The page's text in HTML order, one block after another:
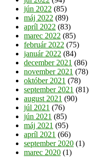
jún 2022 (85)
máj 2022 (89)
apríl 2022 (83)
marec 2022 (85)
február 2022 (75)
január 2022 (84)
december 2021 (86)
november 2021 (78)
október 2021 (78)
september 2021 (81)
august 2021 (90)
júl 2021 (76)
jún 2021 (85)
máj 2021 (95)
apríl 2021 (66)
september 2020 (1)
marec 2020 (1)